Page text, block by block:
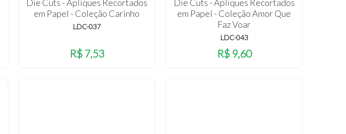
Die Cuts - Apliques Recortados
em Papel - Coleção Carinho
LDC-037
R$ 7,53
Die Cuts - Apliques Recortados
em Papel - Coleção Amor Que
Faz Voar
LDC-043
R$ 9,60